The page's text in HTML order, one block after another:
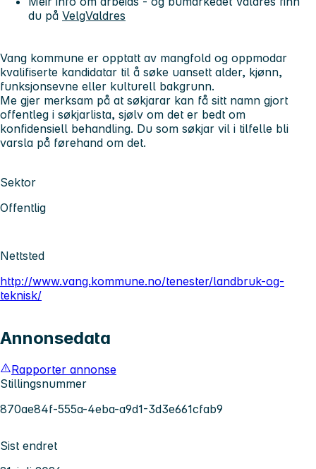
du på VelgValdres
Vang kommune er opptatt av mangfold og oppmodar
kvalifiserte kandidatar til å søke uansett alder, kjønn,
funksjonsevne eller kulturell bakgrunn.
Me gjer merksam på at søkjarar kan få sitt namn gjort
offentleg i søkjarlista, sjølv om det er bedt om
konfidensiell behandling. Du som søkjar vil i tilfelle bli
varsla på førehand om det.
Sektor
Offentlig
Nettsted
http://www.vang.kommune.no/tenester/landbruk-og-
teknisk/
Annonsedata
Rapporter annonse
Stillingsnummer
870ae84f-555a-4eba-a9d1-3d3e661cfab9
Sist endret